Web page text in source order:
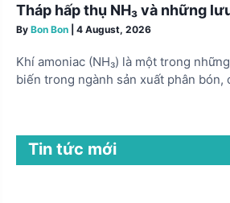
Tháp hấp thụ NH₃ và những
By Bon Bon 4 August, 2026
Khí amoniac (NH₃) là một trong
biến trong ngành sản xuất phân bón,
Tin tức mới